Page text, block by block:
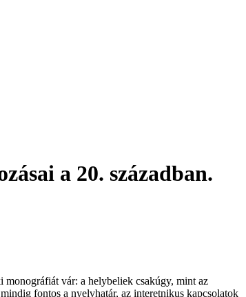
a 20. században.
monográfiát vár: a helybeliek csakúgy, mint az
fontos a nyelvhatár, az interetnikus kapcsolatok